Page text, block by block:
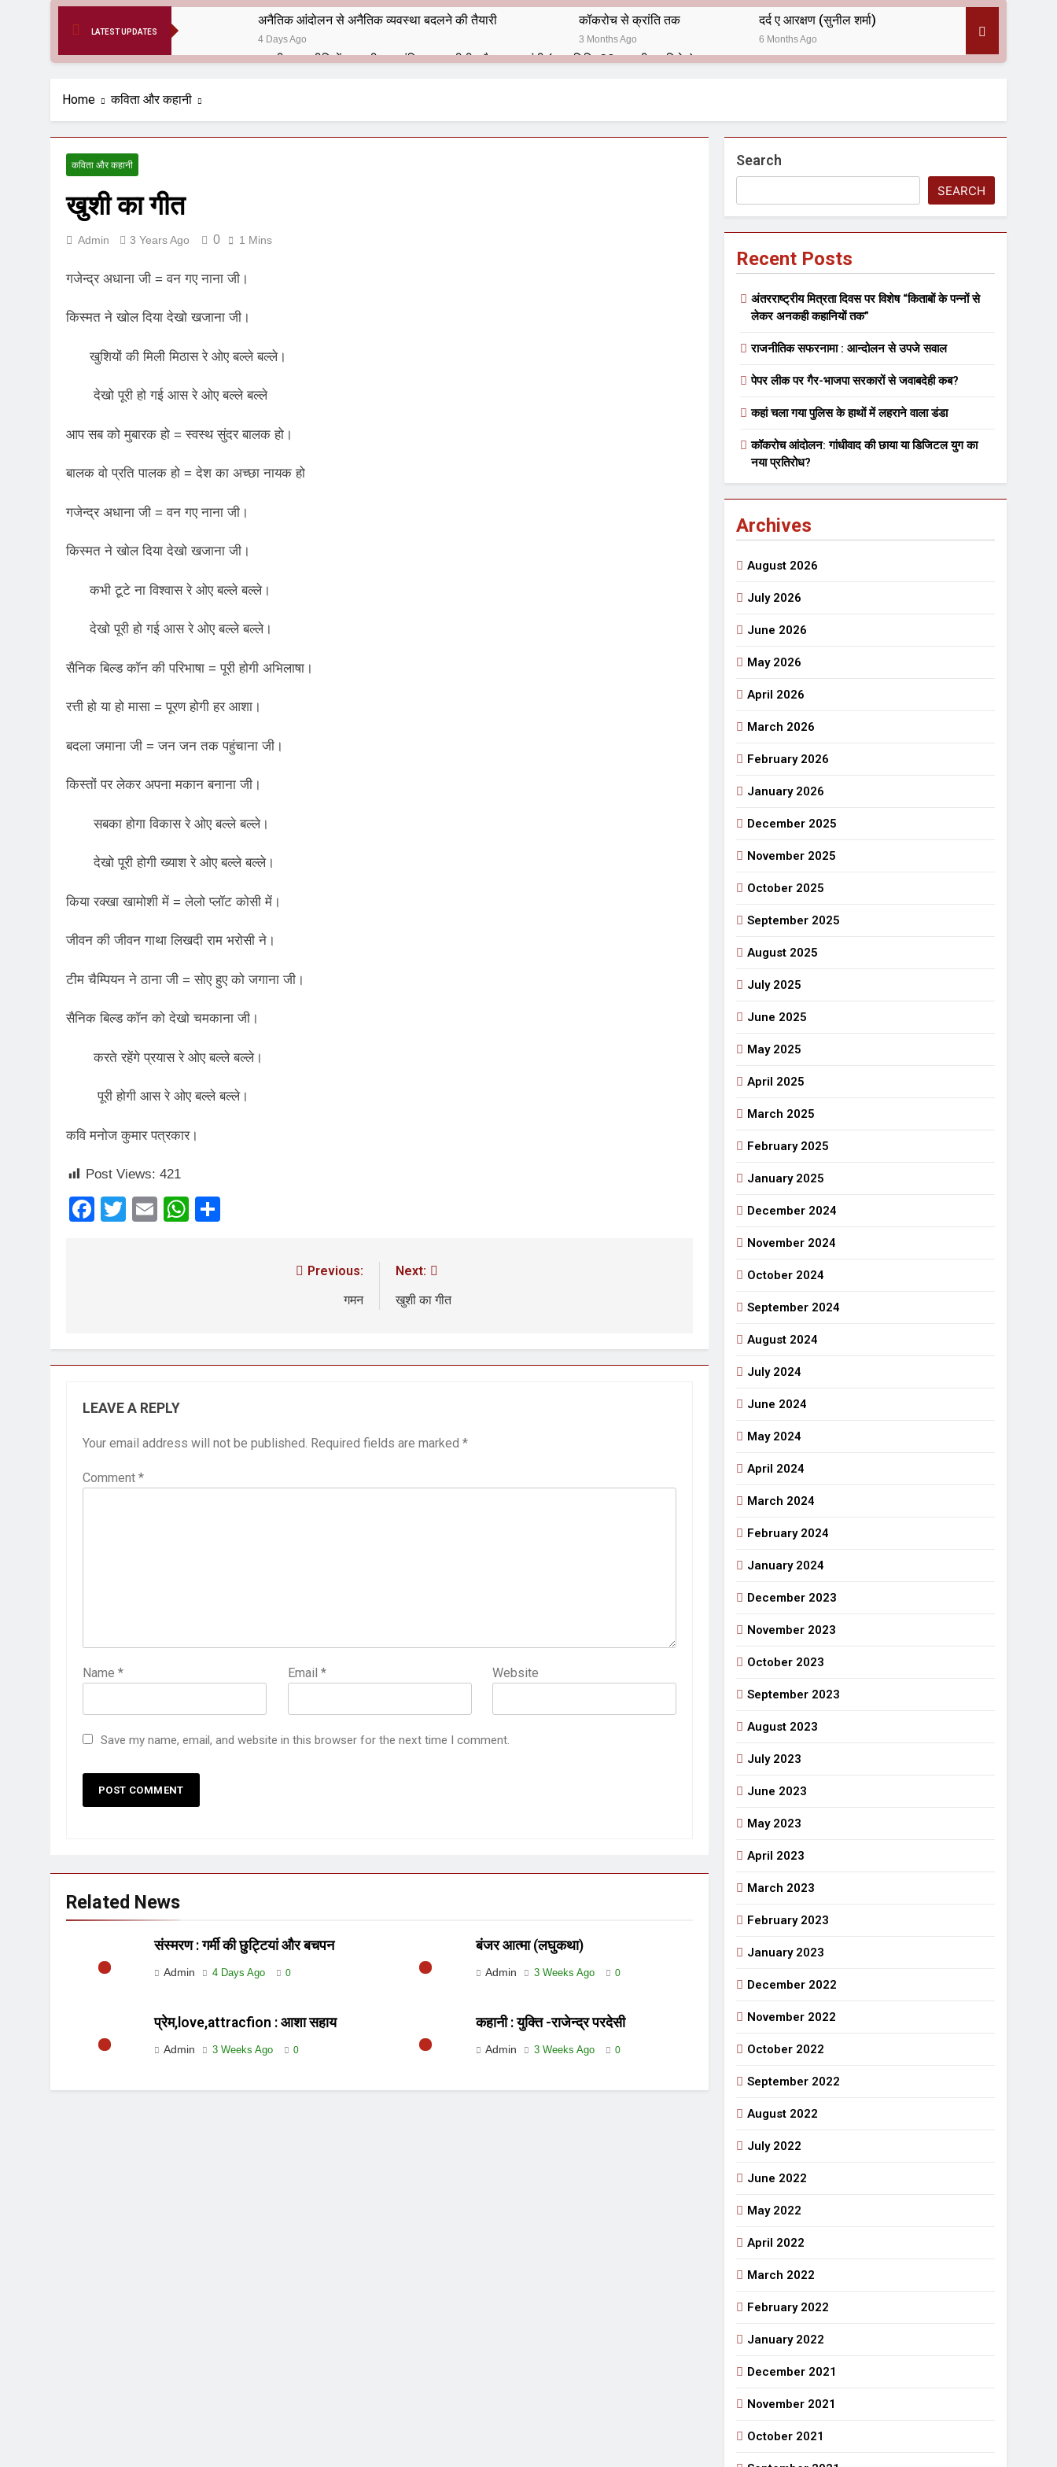
LATEST UPDATES
अनैतिक आंदोलन से अनैतिक व्यवस्था बदलने की तैयारी
4 Days Ago
कॉकरोच से क्रांति तक
3 Months Ago
दर्द ए आरक्षण (सुनील शर्मा)
6 Months Ago
भारतीय राजनीति में आज भी प्रासांगिक एव अद्वीतीय है महात्मा गांधी (पुण्य तिथि-30 जनवरी पर विशेष)
हरियाणा सरकार के बाबा बंदा सिंह बहादुर की स्मृति में स्मारक निर्माण की दिशा में बढ़ते कदम
1 Year Ago
2 Years Ago
2 Years Ago
2 Years Ago
समाज सेवा मे तत्पर दानवीर परिवार
2 Years Ago
विश्व पुस्तक मेले (10-18 फरवरी) में अनुराधा प्रकाशन के स्टाल पर अपनी पुस्तक को प्रदर्शित/विमोचन हेतु संपर्क करें
3 Years Ago
3 Years Ago
3 Years Ago 3 Years Ago
श्री हनुमानजी का जन्म महोत्सव का भव्य आयोजन
3 Days Ago
राजनीतिक सफरनामा : आन्दोलन से उपजे सवाल
कहां चला गया पुलिस के हाथों में लहराने वाला डंडा
4 Days Ago
Home कविता और कहानी
कविता और कहानी
खुशी का गीत
Admin 3 Years Ago 0 1 Mins
गजेन्द्र अधाना जी = वन गए नाना जी।
किस्मत ने खोल दिया देखो खजाना जी।
खुशियों की मिली मिठास रे ओए बल्ले बल्ले।
देखो पूरी हो गई आस रे ओए बल्ले बल्ले
आप सब को मुबारक हो = स्वस्थ सुंदर बालक हो।
बालक वो प्रति पालक हो = देश का अच्छा नायक हो
गजेन्द्र अधाना जी = वन गए नाना जी।
किस्मत ने खोल दिया देखो खजाना जी।
कभी टूटे ना विश्वास रे ओए बल्ले बल्ले।
देखो पूरी हो गई आस रे ओए बल्ले बल्ले।
सैनिक बिल्ड कॉन की परिभाषा = पूरी होगी अभिलाषा।
रत्ती हो या हो मासा = पूरण होगी हर आशा।
बदला जमाना जी = जन जन तक पहुंचाना जी।
किस्तों पर लेकर अपना मकान बनाना जी।
सबका होगा विकास रे ओए बल्ले बल्ले।
देखो पूरी होगी ख्याश रे ओए बल्ले बल्ले।
किया रक्खा खामोशी में = लेलो प्लॉट कोसी में।
जीवन की जीवन गाथा लिखदी राम भरोसी ने।
टीम चैम्पियन ने ठाना जी = सोए हुए को जगाना जी।
सैनिक बिल्ड कॉन को देखो चमकाना जी।
करते रहेंगे प्रयास रे ओए बल्ले बल्ले।
पूरी होगी आस रे ओए बल्ले बल्ले।
कवि मनोज कुमार पत्रकार।
Post Views: 421
Facebook
TwitterEmailWhatsApp
Previous:
गमन
Next:
खुशी का गीत
LEAVE A REPLY
Your email address will not be published. Required fields are marked *
Comment *
Name * Email * Website
Save my name, email, and website in this browser for the next time I comment.
Related News
संस्मरण : गर्मी की छुट्टियां और बचपन
Admin 4 Days Ago 0
बंजर आत्मा (लघुकथा)
Admin 3 Weeks Ago 0
प्रेम,love,attracfion : आशा सहाय
Admin 3 Weeks Ago 0
कहानी : युक्ति -राजेन्द्र परदेसी
Admin 3 Weeks Ago 0
Search
SEARCH
Recent Posts
अंतरराष्ट्रीय मित्रता दिवस पर विशेष “किताबों के पन्नों से
लेकर अनकही कहानियों तक”
राजनीतिक सफरनामा : आन्दोलन से उपजे सवाल
पेपर लीक पर गैर-भाजपा सरकारों से जवाबदेही कब?
कहां चला गया पुलिस के हाथों में लहराने वाला डंडा
कॉकरोच आंदोलन: गांधीवाद की छाया या डिजिटल युग का
नया प्रतिरोध?
Archives
August 2026
July 2026
June 2026
May 2026
April 2026
March 2026
February 2026
January 2026
December 2025
November 2025
October 2025
September 2025
August 2025
July 2025
June 2025
May 2025
April 2025
March 2025
February 2025
January 2025
December 2024
November 2024
October 2024
September 2024
August 2024
July 2024
June 2024
May 2024
April 2024
March 2024
February 2024
January 2024
December 2023
November 2023
October 2023
September 2023
August 2023
July 2023
June 2023
May 2023
April 2023
March 2023
February 2023
January 2023
December 2022
November 2022
October 2022
September 2022
August 2022
July 2022
June 2022
May 2022
April 2022
March 2022
February 2022
January 2022
December 2021
November 2021
October 2021